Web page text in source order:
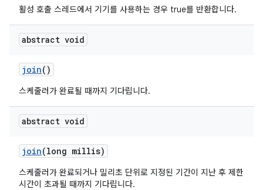
활성 호출 스레드에서 기기를 사용하는 경우 true를 반환합니다.
abstract void
join()
스케줄러가 완료될 때까지 기다립니다.
abstract void
join(long millis)
스케줄러가 완료되거나 밀리초 단위로 지정된 기간이 지난 후 제한
시간이 초과될 때까지 기다립니다.